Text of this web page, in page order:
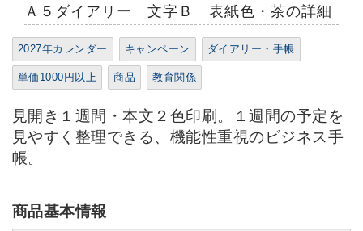
Ａ５ダイアリー 文字Ｂ 表紙色・茶の詳細
2027年カレンダー キャンペーン ダイアリー・手帳
単価1000円以上 商品 教育関係
見開き１週間・本文２色印刷。１週間の予定を
見やすく整理できる、機能性重視のビジネス手
帳。
商品基本情報